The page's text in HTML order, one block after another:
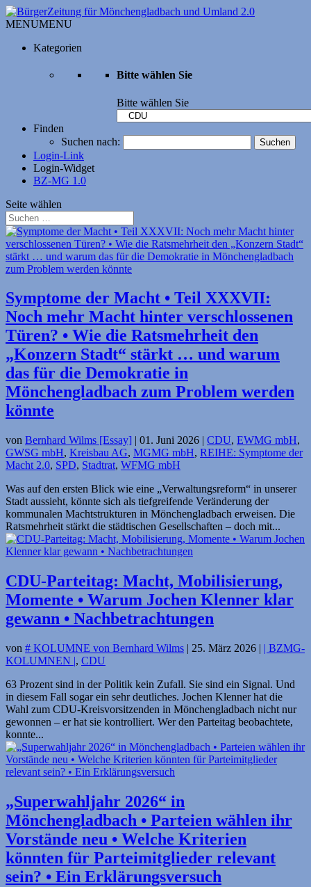
MENUMENU
Kategorien
Bitte wählen Sie
Bitte wählen Sie
Finden
Suchen nach:
Login-Link
Login-Widget
BZ-MG 1.0
Seite wählen
Symptome der Macht • Teil XXXVII:
Noch mehr Macht hinter ver­schlossenen
Türen? • Wie die Rats­mehr­heit den
„Konzern Stadt“ stärkt … und warum
das für die Demokratie in
Mönchengladbach zum Problem werden
könnte
von Bernhard Wilms [Essay] | 01. Juni 2026 | CDU, EWMG mbH,
GWSG mbH, Kreisbau AG, MGMG mbH, REIHE: Symptome der
Macht 2.0, SPD, Stadtrat, WFMG mbH
Was auf den ersten Blick wie eine „Verwaltungs­reform“ in unserer
Stadt aussieht, könnte sich als tiefgreifende Veränderung der
kommunalen Macht­strukturen in Mönchengladbach erweisen. Die
Ratsmehrheit stärkt die städtischen Gesellschaften – doch mit...
CDU-Parteitag: Macht, Mobilisierung,
Momente • Warum Jochen Klenner klar
gewann • Nachbetrachtungen
von # KOLUMNE von Bernhard Wilms | 25. März 2026 | | BZMG-
KOLUMNEN |, CDU
63 Prozent sind in der Politik kein Zufall. Sie sind ein Signal. Und
in diesem Fall sogar ein sehr deutliches. Jochen Klenner hat die
Wahl zum CDU-Kreisvorsitzenden in Mönchengladbach nicht nur
gewonnen – er hat sie kontrolliert. Wer den Parteitag beobachtete,
konnte...
„Superwahljahr 2026“ in
Mönchengladbach • Parteien wählen ihr
Vorstände neu • Welche Kriterien
könnten für Parteimitglieder relevant
sein? • Ein Erklärungs­versuch